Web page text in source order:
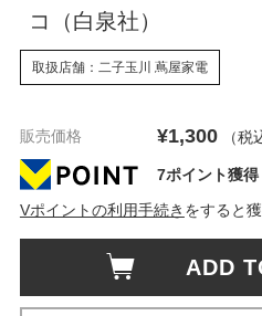
コ（白泉社）
取扱店舗：二子玉川 蔦屋家電
販売価格 ¥1,300 （
7ポイント獲得
Vポイントの利用手続き をすると
ADD